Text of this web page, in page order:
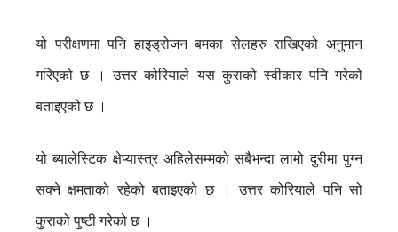
यो परीक्षणमा पनि हाइड्रोजन बमका सेलहरु राखिएको अनुमान
गरिएको छ । उत्तर कोरियाले यस कुराको स्वीकार पनि गरेको
बताइएको छ ।
यो ब्यालेस्टिक क्षेप्यास्त्र अहिलेसम्मको सबैभन्दा लामो दुरीमा पुग्न
सक्ने क्षमताको रहेको बताइएको छ । उत्तर कोरियाले पनि सो
कुराको पुष्टी गरेको छ ।